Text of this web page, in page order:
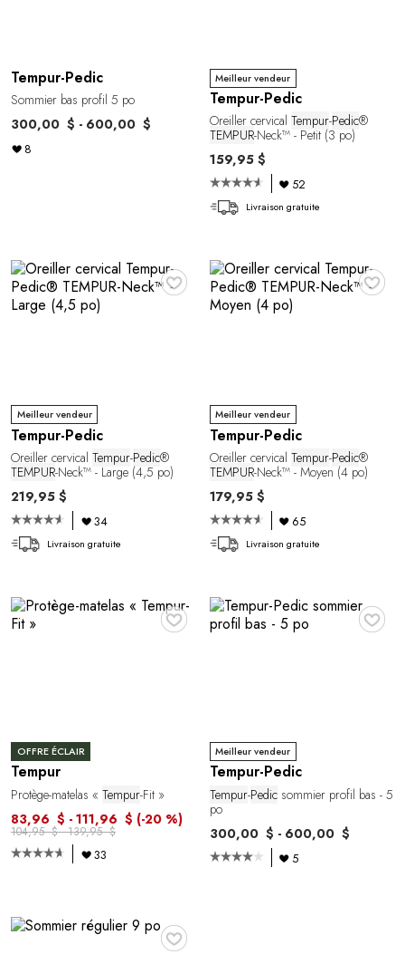
Tempur-Pedic
Sommier bas profil 5 po
300,00 $ - 600,00 $
8
Meilleur vendeur
Tempur-Pedic
Oreiller cervical Tempur-Pedic®
TEMPUR-Neck™ - Petit (3 po)
159,95 $
52
Livraison gratuite
♥
Meilleur vendeur
Tempur-Pedic
Oreiller cervical Tempur-Pedic®
TEMPUR-Neck™ - Large (4,5 po)
219,95 $
34
Livraison gratuite
♥
Meilleur vendeur
Tempur-Pedic
Oreiller cervical Tempur-Pedic®
TEMPUR-Neck™ - Moyen (4 po)
179,95 $
65
Livraison gratuite
♥
OFFRE ÉCLAIR
Tempur
Protège-matelas « Tempur-Fit »
83,96 $ - 111,96 $ (-20 %)
104,95 $ - 139,95 $
33
♥
Meilleur vendeur
Tempur-Pedic
Tempur-Pedicsommier profil bas - 5
po
300,00 $ - 600,00 $
5
♥